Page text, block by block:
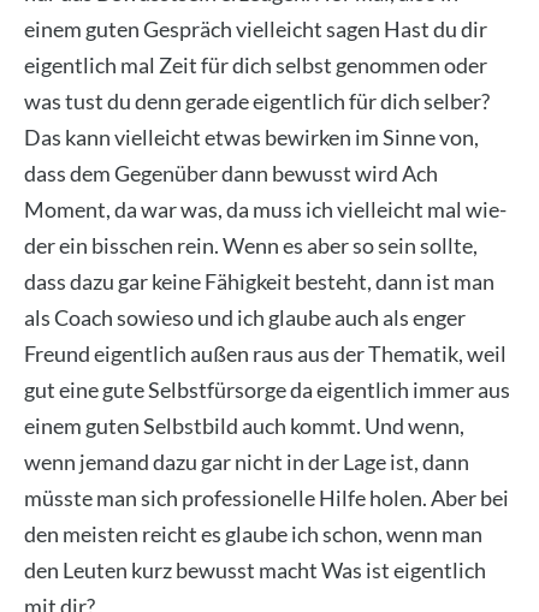
einem guten Gespräch viel­leicht sagen Hast du dir
eigent­lich mal Zeit für dich selbst genom­men oder
was tust du denn gera­de eigent­lich für dich sel­ber?
Das kann viel­leicht etwas bewir­ken im Sin­ne von,
dass dem Gegen­über dann bewusst wird Ach
Moment, da war was, da muss ich viel­leicht mal wie­
der ein biss­chen rein. Wenn es aber so sein soll­te,
dass dazu gar kei­ne Fähig­keit besteht, dann ist man
als Coach sowie­so und ich glau­be auch als enger
Freund eigent­lich außen raus aus der The­ma­tik, weil
gut eine gute Selbst­für­sor­ge da eigent­lich immer aus
einem guten Selbst­bild auch kommt. Und wenn,
wenn jemand dazu gar nicht in der Lage ist, dann
müss­te man sich pro­fes­sio­nel­le Hil­fe holen. Aber bei
den meis­ten reicht es glau­be ich schon, wenn man
den Leu­ten kurz bewusst macht Was ist eigent­lich
mit dir?